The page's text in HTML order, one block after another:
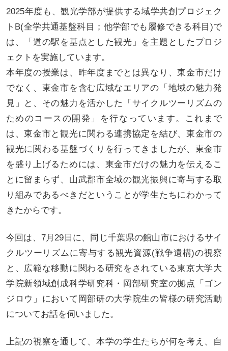
2025年度も、観光学部が提供する域学共創プロジェク
トB(全学共通基盤科目；他学部でも履修できる科目)で
は、「道の駅を基点とした観光」を主題としたプロジ
ェクトを実施しています。
本年度の授業は、昨年度までとは異なり、東金市だけ
でなく、東金市を含む広域なエリアの「地域の魅力発
見」と、その魅力を活かした「サイクルツーリズムの
ためのコースの開発」を行なっています。これまで
は、東金市と観光に関わる連携協定を結び、東金市の
観光に関わる基盤づくりを行ってきましたが、東金市
を盛り上げるためには、東金市だけの魅力を伝えるこ
とに留まらず、山武郡市全域の観光振興に寄与する取
り組みであるべきだということが学生たちにわかって
きたからです。
今回は、7月29日に、同じ千葉県の館山市におけるサイ
クルツーリズムに寄与する観光資源(戦争遺構)の視察
と、広範な移動に関わる研究をされている東京大学大
学院新領域創成科学研究科・岡部研究室の拠点「ゴン
ジロウ」において岡部研の大学院生の皆様の研究活動
についてお話を伺いました。
上記の視察を通して、本学の学生たちが何を考え、自